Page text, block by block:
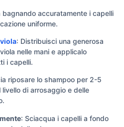
bagnando accuratamente i capelli
uniforme.
viola: Distribuisci una generosa
nelle mani e applicalo
i capelli.
riposare lo shampoo per 2-5
di arrosaggio e delle
: Sciacqua i capelli a fondo